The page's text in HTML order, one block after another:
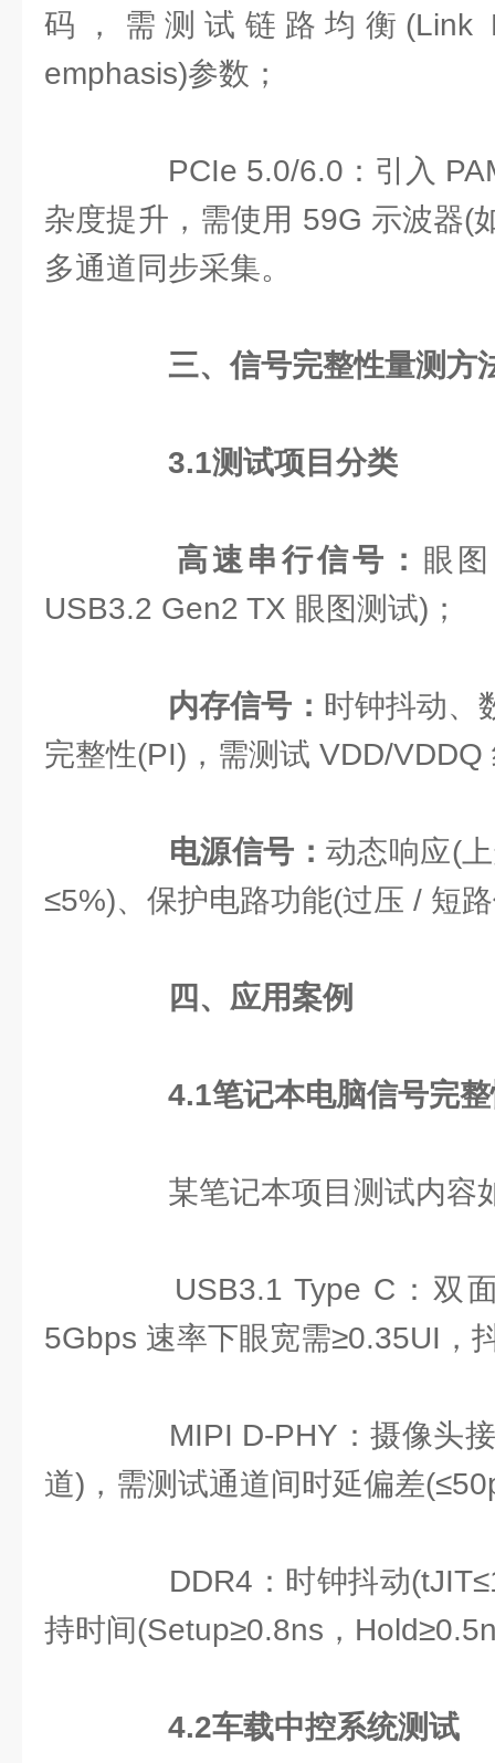
码，需测试链路均衡(Link
emphasis)参数；
PCIe 5.0/6.0：引入
杂度提升，需使用 59G 示波器(
多通道同步采集。
三、信号完整性量测方
3.1测试项目分类
高速串行信号： 眼
USB3.2 Gen2 TX 眼图测试)；
内存信号： 时钟抖动、
完整性(PI)，需测试 VDD/VDDQ
电源信号： 动态响应(
≤5%)、保护电路功能(过压 / 短
四、应用案例
4.1笔记本电脑信号完
某笔记本项目测试内容
USB3.1 Type C：双面
5Gbps 速率下眼宽需≥0.35UI，
MIPI D-PHY：摄像头接
道)，需测试通道间时延偏差
DDR4：时钟抖动
持时间(Setup≥0.8ns，
4.2车载中控系统测试